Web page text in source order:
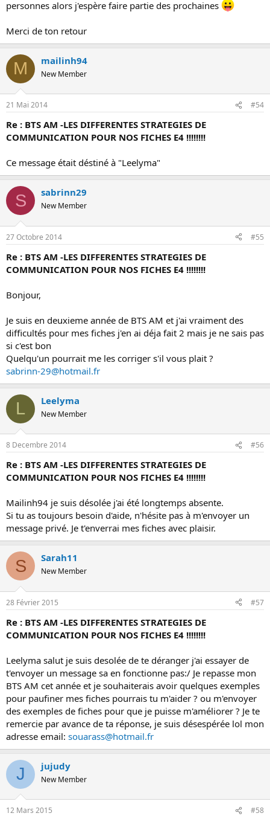
personnes alors j'espère faire partie des prochaines
Merci de ton retour
M mailinh94
New Member
21 Mai 2014 #54
Re : BTS AM -LES DIFFERENTES STRATEGIES DE
COMMUNICATION POUR NOS FICHES E4 !!!!!!!!
Ce message était déstiné à "Leelyma"
S sabrinn29
New Member
27 Octobre 2014 #55
Re : BTS AM -LES DIFFERENTES STRATEGIES DE
COMMUNICATION POUR NOS FICHES E4 !!!!!!!!
Bonjour,
Je suis en deuxieme année de BTS AM et j'ai vraiment des
difficultés pour mes fiches j'en ai déja fait 2 mais je ne sais pas
si c'est bon
Quelqu'un pourrait me les corriger s'il vous plait ?
sabrinn-29@hotmail.fr
L Leelyma
New Member
8 Decembre 2014 #56
Re : BTS AM -LES DIFFERENTES STRATEGIES DE
COMMUNICATION POUR NOS FICHES E4 !!!!!!!!
Mailinh94 je suis désolée j'ai été longtemps absente.
Si tu as toujours besoin d'aide, n'hésite pas à m'envoyer un
message privé. Je t'enverrai mes fiches avec plaisir.
S Sarah11
New Member
28 Février 2015 #57
Re : BTS AM -LES DIFFERENTES STRATEGIES DE
COMMUNICATION POUR NOS FICHES E4 !!!!!!!!
Leelyma salut je suis desolée de te déranger j'ai essayer de
t'envoyer un message sa en fonctionne pas:/ Je repasse mon
BTS AM cet année et je souhaiterais avoir quelques exemples
pour paufiner mes fiches pourrais tu m'aider ? ou m'envoyer
des exemples de fiches pour que je puisse m'améliorer ? Je te
remercie par avance de ta réponse, je suis désespérée lol mon
adresse email: souarass@hotmail.fr
J jujudy
New Member
12 Mars 2015 #58